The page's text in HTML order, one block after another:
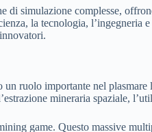
simulazione complesse,
la tecnologia,
ruolo importante nel
mineraria spaziale,
game. Questo massive